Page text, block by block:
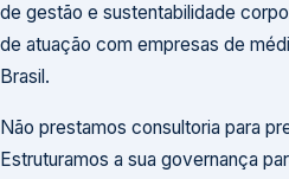
de gestão e sustentabilidade
de atuação com empresas de
Brasil.
Não prestamos consultoria para
Estruturamos a sua governança